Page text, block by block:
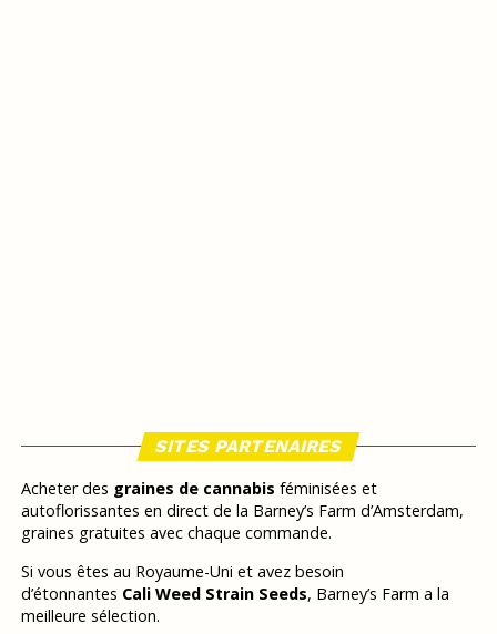
SITES PARTENAIRES
Acheter des graines de cannabis féminisées et
autoflorissantes en direct de la Barney’s Farm d’Amsterdam,
graines gratuites avec chaque commande.
Si vous êtes au Royaume-Uni et avez besoin
d’étonnantes Cali Weed Strain Seeds, Barney’s Farm a la
meilleure sélection.